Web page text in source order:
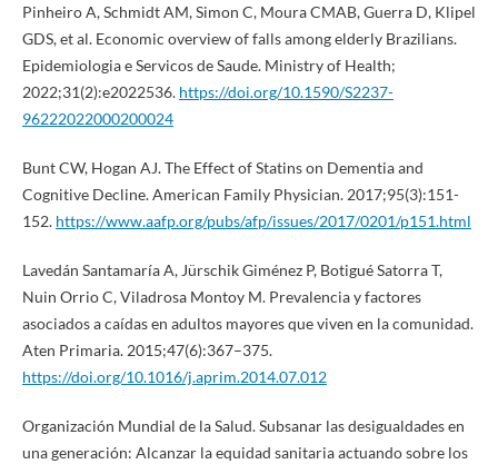
Pinheiro A, Schmidt AM, Simon C, Moura CMAB, Guerra D, Klipel
GDS, et al. Economic overview of falls among elderly Brazilians.
Epidemiologia e Servicos de Saude. Ministry of Health;
2022;31(2):e2022536. https://doi.org/10.1590/S2237-
96222022000200024
Bunt CW, Hogan AJ. The Effect of Statins on Dementia and
Cognitive Decline. American Family Physician. 2017;95(3):151-
152. https://www.aafp.org/pubs/afp/issues/2017/0201/p151.html
Lavedán Santamaría A, Jürschik Giménez P, Botigué Satorra T,
Nuin Orrio C, Viladrosa Montoy M. Prevalencia y factores
asociados a caídas en adultos mayores que viven en la comunidad.
Aten Primaria. 2015;47(6):367–375.
https://doi.org/10.1016/j.aprim.2014.07.012
Organización Mundial de la Salud. Subsanar las desigualdades en
una generación: Alcanzar la equidad sanitaria actuando sobre los